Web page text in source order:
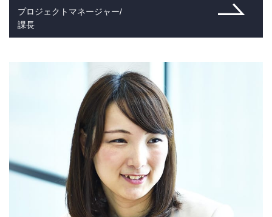
プロジェクトマネージャー/
課長